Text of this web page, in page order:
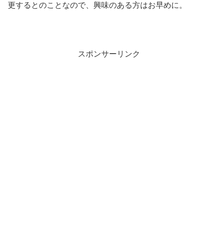
更するとのことなので、興味のある方はお早めに。
スポンサーリンク